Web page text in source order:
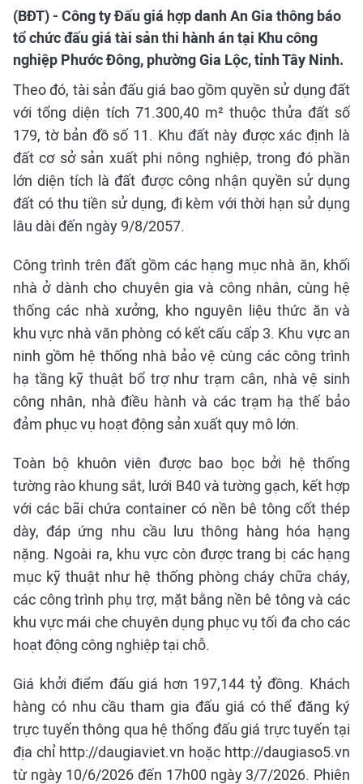
(BĐT) - Công ty Đấu giá hợp danh An Gia thông báo
tổ chức đấu giá tài sản thi hành án tại Khu công
nghiệp Phước Đông, phường Gia Lộc, tỉnh Tây Ninh.
Theo đó, tài sản đấu giá bao gồm quyền sử dụng đất
với tổng diện tích 71.300,40 m² thuộc thửa đất số
179, tờ bản đồ số 11. Khu đất này được xác định là
đất cơ sở sản xuất phi nông nghiệp, trong đó phần
lớn diện tích là đất được công nhận quyền sử dụng
đất có thu tiền sử dụng, đi kèm với thời hạn sử dụng
lâu dài đến ngày 9/8/2057.
Công trình trên đất gồm các hạng mục nhà ăn, khối
nhà ở dành cho chuyên gia và công nhân, cùng hệ
thống các nhà xưởng, kho nguyên liệu thức ăn và
khu vực nhà văn phòng có kết cấu cấp 3. Khu vực an
ninh gồm hệ thống nhà bảo vệ cùng các công trình
hạ tầng kỹ thuật bổ trợ như trạm cân, nhà vệ sinh
công nhân, nhà điều hành và các trạm hạ thế bảo
đảm phục vụ hoạt động sản xuất quy mô lớn.
Toàn bộ khuôn viên được bao bọc bởi hệ thống
tường rào khung sắt, lưới B40 và tường gạch, kết hợp
với các bãi chứa container có nền bê tông cốt thép
dày, đáp ứng nhu cầu lưu thông hàng hóa hạng
nặng. Ngoài ra, khu vực còn được trang bị các hạng
mục kỹ thuật như hệ thống phòng cháy chữa cháy,
các công trình phụ trợ, mặt bằng nền bê tông và các
khu vực mái che chuyên dụng phục vụ tối đa cho các
hoạt động công nghiệp tại chỗ.
Giá khởi điểm đấu giá hơn 197,144 tỷ đồng. Khách
hàng có nhu cầu tham gia đấu giá có thể đăng ký
trực tuyến thông qua hệ thống đấu giá trực tuyến tại
địa chỉ http://daugiaviet.vn hoặc http://daugiaso5.vn
từ ngày 10/6/2026 đến 17h00 ngày 3/7/2026. Phiên